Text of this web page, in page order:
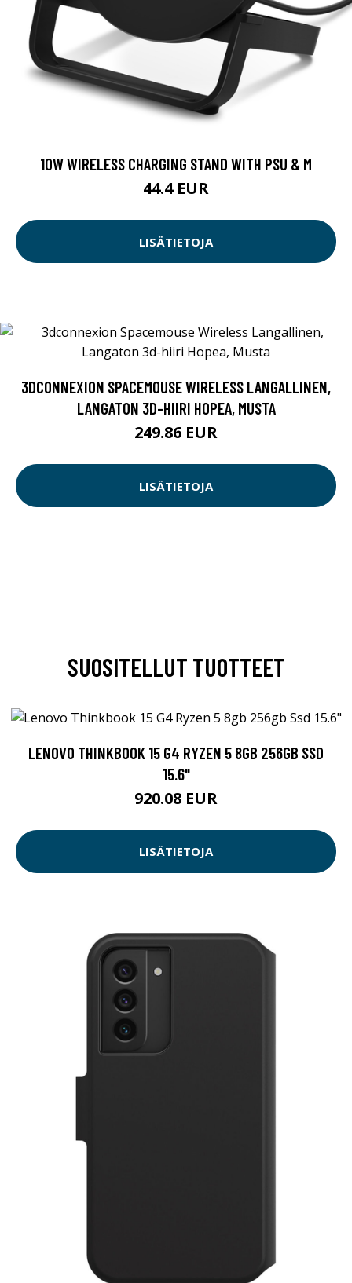
10W WIRELESS CHARGING STAND WITH PSU & M
44.4 EUR
LISÄTIETOJA
3DCONNEXION SPACEMOUSE WIRELESS LANGALLINEN,
LANGATON 3D-HIIRI HOPEA, MUSTA
249.86 EUR
LISÄTIETOJA
SUOSITELLUT TUOTTEET
LENOVO THINKBOOK 15 G4 RYZEN 5 8GB 256GB SSD
15.6"
920.08 EUR
LISÄTIETOJA